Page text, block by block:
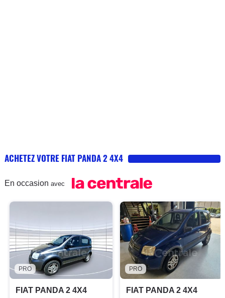
ACHETEZ VOTRE FIAT PANDA 2 4X4
En occasion avec
PRO
FIAT PANDA 2 4X4
PRO
FIAT PANDA 2 4X4